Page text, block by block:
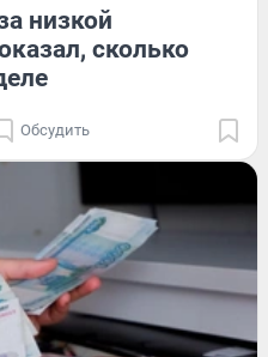
низкой
сколько
Обсудить